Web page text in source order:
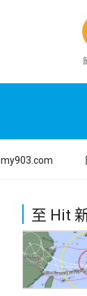
my903.com
至 Hit